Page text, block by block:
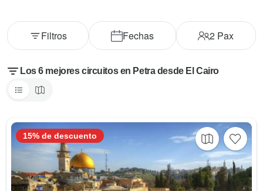
Fechas 2 Pax
Filtros
Los 6 mejores circuitos en Petra desde El Cairo
15% de descuento